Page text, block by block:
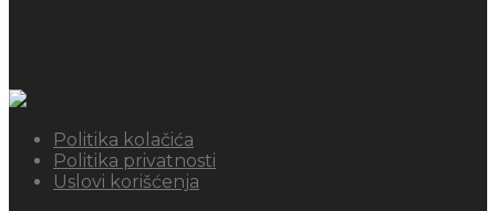
Politika kolačića
Politika privatnosti
Uslovi korišćenja